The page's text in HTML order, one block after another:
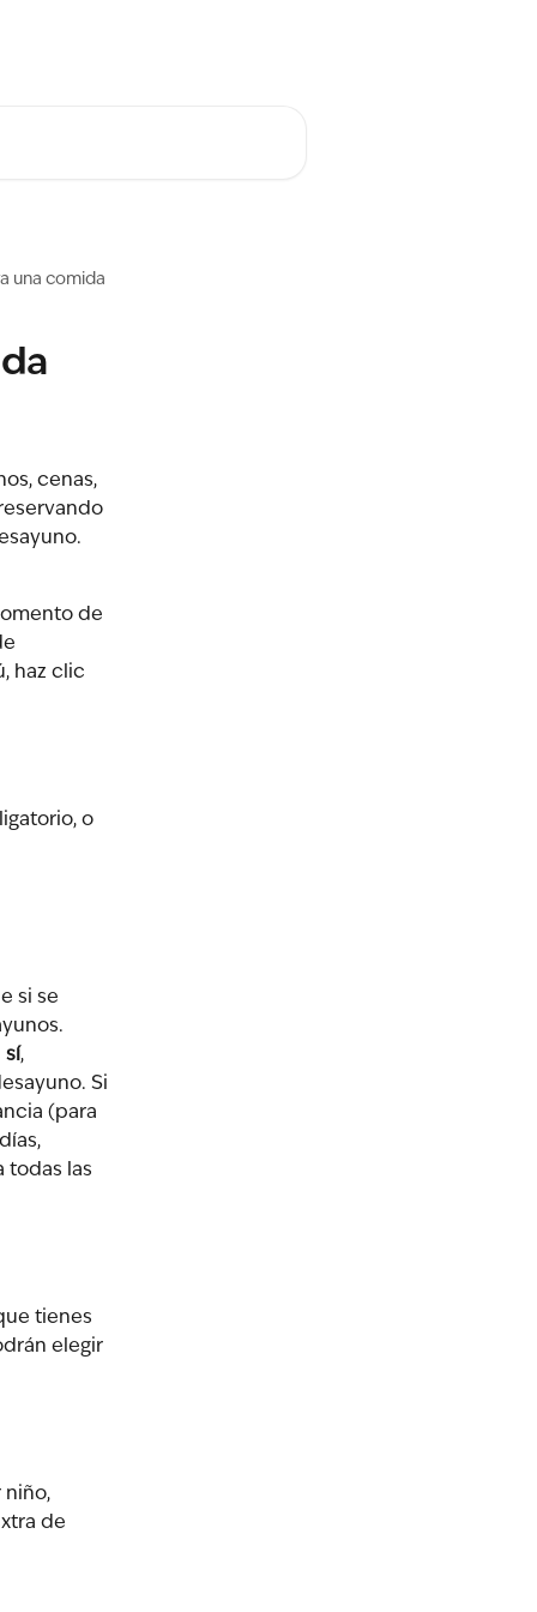
una comida
cenas,
de
haz clic
o
si se
sí,
Si
(para
todas las
tienes
elegir
niño,
de